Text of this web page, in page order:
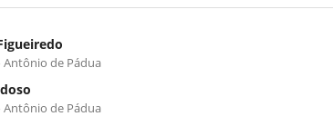
Antônio de Pádua
Antônio de Pádua